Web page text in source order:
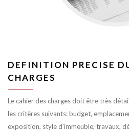
DEFINITION PRECISE
CHARGES
Le cahier des charges doit être très
les critères suivants: budget,
exposition, style d’immeuble, travaux,